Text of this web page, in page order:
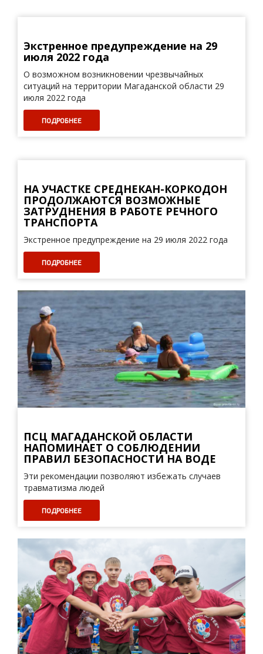
Экстренное предупреждение на 29
июля 2022 года
О возможном возникновении чрезвычайных
ситуаций на территории Магаданской области 29
июля 2022 года
ПОДРОБНЕЕ
НА УЧАСТКЕ СРЕДНЕКАН-КОРКОДОН
ПРОДОЛЖАЮТСЯ ВОЗМОЖНЫЕ
ЗАТРУДНЕНИЯ В РАБОТЕ РЕЧНОГО
ТРАНСПОРТА
Экстренное предупреждение на 29 июля 2022 года
ПОДРОБНЕЕ
ПСЦ МАГАДАНСКОЙ ОБЛАСТИ
НАПОМИНАЕТ О СОБЛЮДЕНИИ
ПРАВИЛ БЕЗОПАСНОСТИ НА ВОДЕ
Эти рекомендации позволяют избежать случаев
травматизма людей
ПОДРОБНЕЕ